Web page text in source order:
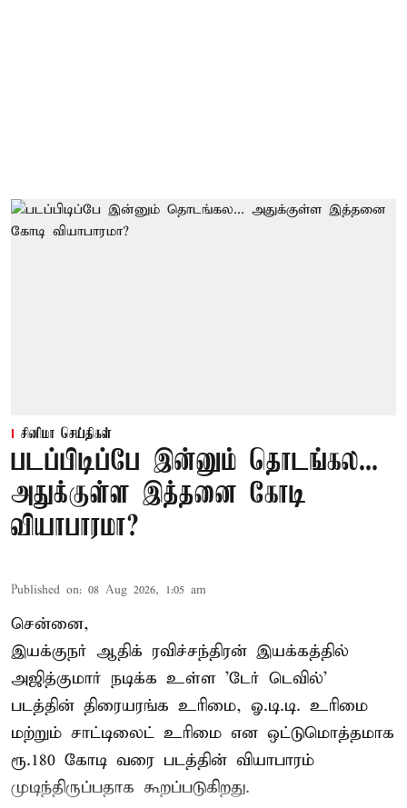
சினிமா செய்திகள்
படப்பிடிப்பே இன்னும் தொடங்கல...
அதுக்குள்ள இத்தனை கோடி
வியாபாரமா?
Published on: 08 Aug 2026, 1:05 am
சென்னை,
இயக்குநர் ஆதிக் ரவிச்சந்திரன் இயக்கத்தில்
அஜித்குமார் நடிக்க உள்ள 'டேர் டெவில்'
படத்தின் திரையரங்க உரிமை, ஓ.டி.டி. உரிமை
மற்றும் சாட்டிலைட் உரிமை என ஒட்டுமொத்தமாக
ரூ.180 கோடி வரை படத்தின் வியாபாரம்
முடிந்திருப்பதாக கூறப்படுகிறது.